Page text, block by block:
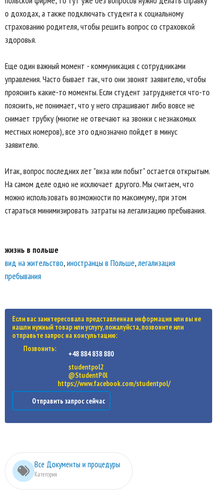
о доходах, а также подключать студента к социальному
страхованию родителя, чтобы решить вопрос со страховкой
здоровья.
Еще один важный момент - коммуникация с сотрудниками
управления. Часто бывает так, что они звонят заявителю, чтобы
прояснить какие-то моменты. Если студент затрудняется что-то
пояснить, не понимает, что у него спрашивают либо вовсе не
снимает трубку (многие не отвечают на звонки с незнакомых
местных номеров), все это однозначно пойдет в минус
заявителю.
Итак, вопрос последних лет "виза или побыт" остается открытым.
На самом деле одно не исключает другого. Мы считаем, что
можно использовать возможности по максимуму, при этом
стараться минимизировать затраты на легализацию пребывания.
жизнь в польше
вид на жительство,иностранцы в Польше,легализация
пребывания
Если вас заинтересовала представленная информация или вы не
нашли нужный товар или услугу, пожалуйста, позвоните или
отправьте запрос на консультацию:
Позвонить:
+48 884 838 880
studentpol2
@StudentP0l
https://www.facebook.com/studentpol/
Отправить запрос сейчас
Все Документы и процедуры
Категория